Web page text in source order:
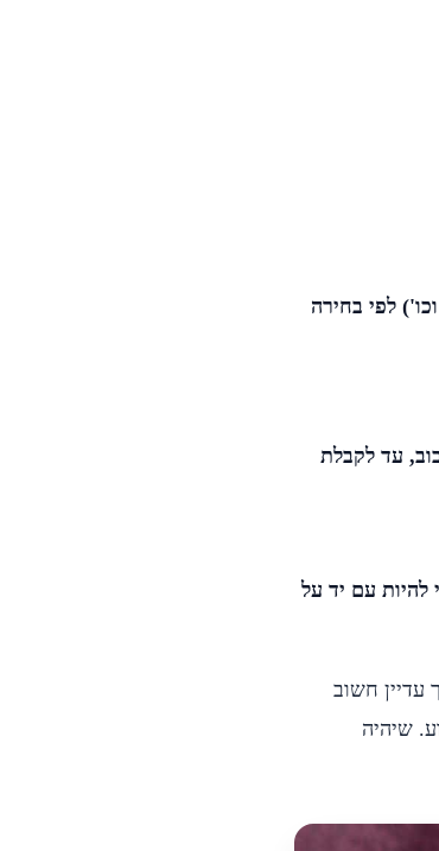
לפי בחירה
עד לקבלת
תמיד כדאי להיות עם יד על
חשוב
שיהיה